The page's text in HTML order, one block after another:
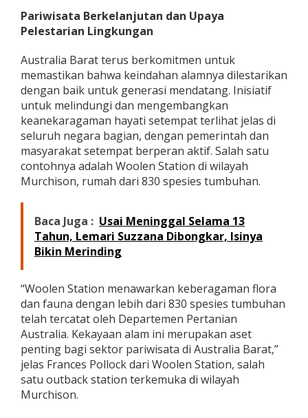
Pariwisata Berkelanjutan dan Upaya
Pelestarian Lingkungan
Australia Barat terus berkomitmen untuk
memastikan bahwa keindahan alamnya dilestarikan
dengan baik untuk generasi mendatang. Inisiatif
untuk melindungi dan mengembangkan
keanekaragaman hayati setempat terlihat jelas di
seluruh negara bagian, dengan pemerintah dan
masyarakat setempat berperan aktif. Salah satu
contohnya adalah Woolen Station di wilayah
Murchison, rumah dari 830 spesies tumbuhan.
Baca Juga : Usai Meninggal Selama 13
Tahun, Lemari Suzzana Dibongkar, Isinya
Bikin Merinding
“Woolen Station menawarkan keberagaman flora
dan fauna dengan lebih dari 830 spesies tumbuhan
telah tercatat oleh Departemen Pertanian
Australia. Kekayaan alam ini merupakan aset
penting bagi sektor pariwisata di Australia Barat,”
jelas Frances Pollock dari Woolen Station, salah
satu outback station terkemuka di wilayah
Murchison.